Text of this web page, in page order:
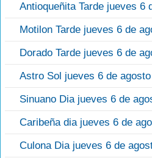
Antioqueñita Tarde jueves 6
Motilon Tarde jueves 6 de
Dorado Tarde jueves 6 de
Astro Sol jueves 6 de
Sinuano Dia jueves 6 de
Caribeña dia jueves 6 de
Culona Dia jueves 6 de